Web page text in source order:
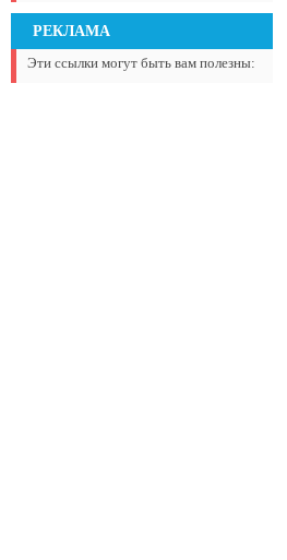
РЕКЛАМА
Эти ссылки могут быть вам полезны: